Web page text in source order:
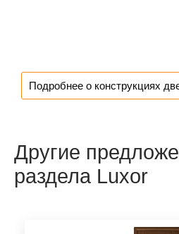
Подробнее о конструкциях
Другие
раздела Luxor